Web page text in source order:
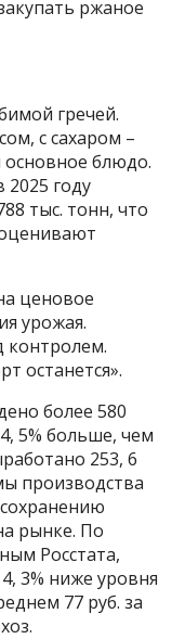
ржаное
гречей.
с сахаром –
блюдо.
году
тыс. тонн, что
ценовое
урожая.
контролем.
останется».
более 580
5% больше, чем
253, 6
производства
рынке. По
Росстата,
3% ниже уровня
77 руб. за